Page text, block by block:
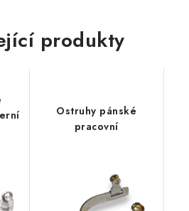
produkty
Ostruhy pánské
pracovní